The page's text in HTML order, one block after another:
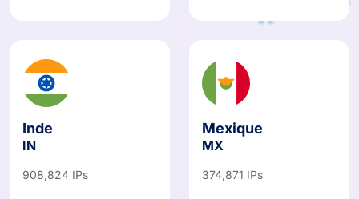
Inde
IN
908,824 IPs
Mexique
MX
374,871 IPs